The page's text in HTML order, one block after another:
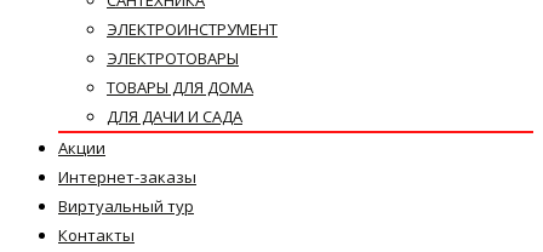
ЭЛЕКТРОИНСТРУМЕНТ
ЭЛЕКТРОТОВАРЫ
ТОВАРЫ ДЛЯ ДОМА
ДЛЯ ДАЧИ И САДА
Акции
Интернет-заказы
Виртуальный тур
Контакты